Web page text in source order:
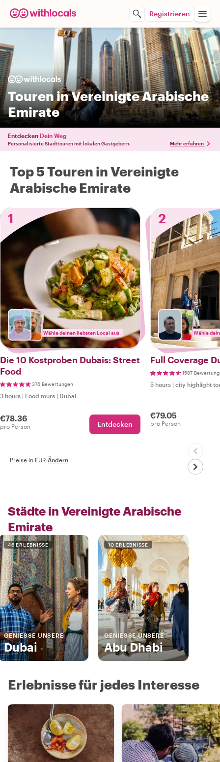
Registrieren
Touren in Vereinigte Arabische
Emirate
Entdecken Dein Weg
Personalisierte Stadttouren mit lokalen Gastgebern. Mehr erfahren
Top 5 Touren in Vereinigte
Arabische Emirate
1
Wähle deinen liebsten Local aus
Die 10 Kostproben Dubais: Street
Food
376 Bewertungen
3 hours | Food tours | Dubai
€78.36
pro Person Entdecken
2
Wähle
Full Coverage
1587
5 hours | city highlight
€79.05
pro Person
Preise in EUR·Ändern
Städte in Vereinigte Arabische
Emirate
46 ERLEBNISSE
GENIESSE UNSERE
Dubai
10 ERLEBNISSE
GENIESSE UNSERE
Abu Dhabi
Erlebnisse für jedes Interesse